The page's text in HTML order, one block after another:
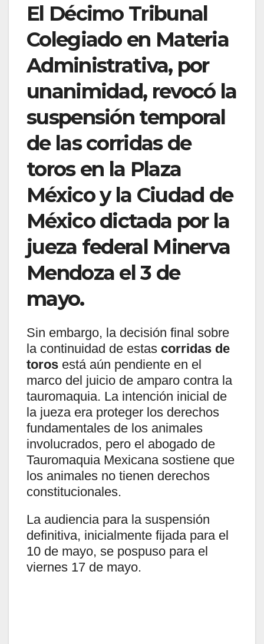
El Décimo Tribunal
Colegiado en Materia
Administrativa, por
unanimidad, revocó la
suspensión temporal
de las corridas de
toros en la Plaza
México y la Ciudad de
México dictada por la
jueza federal Minerva
Mendoza el 3 de
mayo.
Sin embargo, la decisión final sobre
la continuidad de estas corridas de
toros está aún pendiente en el
marco del juicio de amparo contra la
tauromaquia. La intención inicial de
la jueza era proteger los derechos
fundamentales de los animales
involucrados, pero el abogado de
Tauromaquia Mexicana sostiene que
los animales no tienen derechos
constitucionales.
La audiencia para la suspensión
definitiva, inicialmente fijada para el
10 de mayo, se pospuso para el
viernes 17 de mayo.